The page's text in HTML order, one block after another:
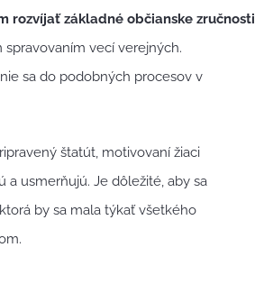
rozvíjať základné občianske zručnosti
vecí verejných.
sa do podobných procesov v
štatút, motivovaní žiaci
usmerňujú. Je dôležité, aby sa
by sa mala týkať všetkého